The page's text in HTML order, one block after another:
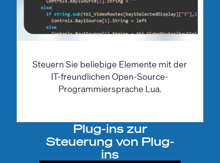
Steuern Sie beliebige Elemente mit der
IT-freundlichen Open-Source-
Programmiersprache Lua.
Plug-ins zur
Steuerung von Plug-
ins